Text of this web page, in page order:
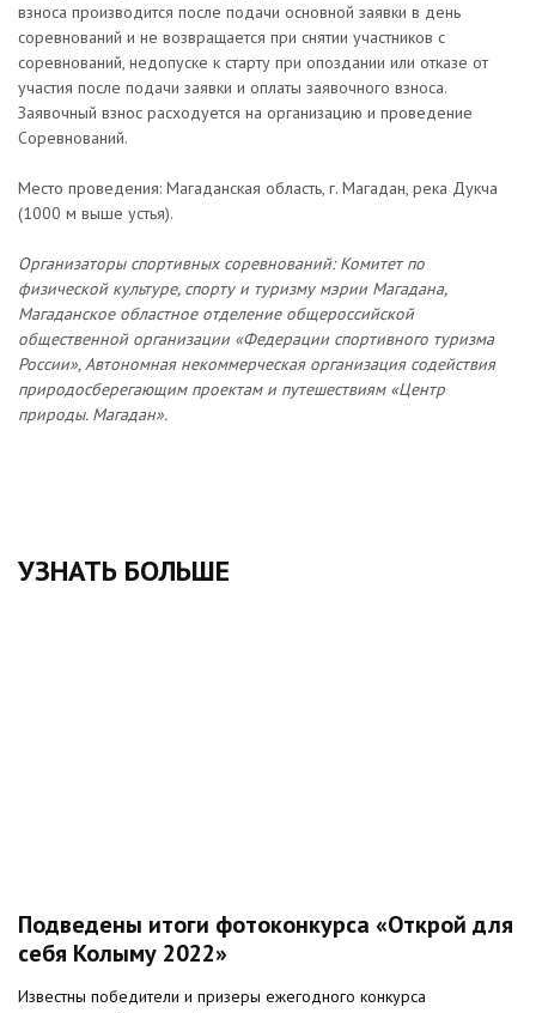
взноса производится после подачи основной заявки в день
соревнований и не возвращается при снятии участников с
соревнований, недопуске к старту при опоздании или отказе от
участия после подачи заявки и оплаты заявочного взноса.
Заявочный взнос расходуется на организацию и проведение
Соревнований.
Место проведения: Магаданская область, г. Магадан, река Дукча
(1000 м выше устья).
Организаторы спортивных соревнований: Комитет по
физической культуре, спорту и туризму мэрии Магадана,
Магаданское областное отделение общероссийской
общественной организации «Федерации спортивного туризма
России», Автономная некоммерческая организация содействия
природосберегающим проектам и путешествиям «Центр
природы. Магадан».
УЗНАТЬ БОЛЬШЕ
Подведены итоги фотоконкурса «Открой для
себя Колыму 2022»
Известны победители и призеры ежегодного конкурса